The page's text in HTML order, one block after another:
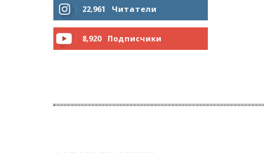
МНЕ НРАВИТСЯ
22,961 Читатели
8,920 Подписчики